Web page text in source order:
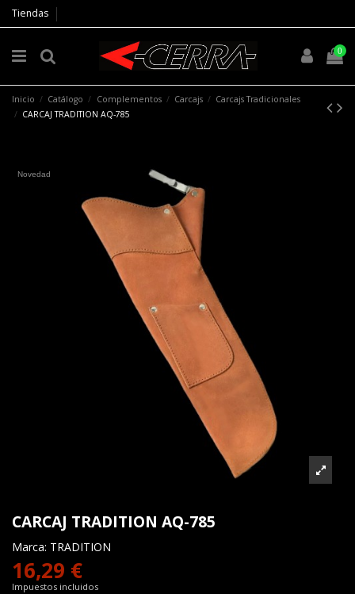
Tiendas
0
Inicio Catálogo Complementos Carcajs
Carcajs Tradicionales
CARCAJ TRADITION AQ-785
Novedad
CARCAJ TRADITION AQ-785
Marca: TRADITION
16,29 €
Impuestos incluidos